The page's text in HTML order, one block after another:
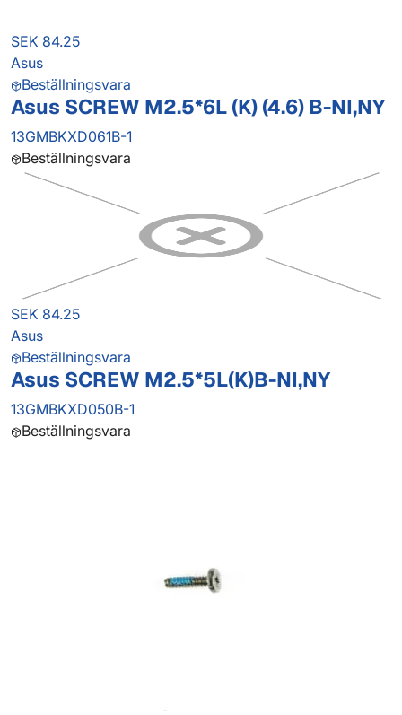
SEK 84.25
Asus
Beställningsvara
Asus SCREW M2.5*6L (K) (4.6) B-NI,NY
13GMBKXD061B-1
Beställningsvara
SEK 84.25
Asus
Beställningsvara
Asus SCREW M2.5*5L(K)B-NI,NY
13GMBKXD050B-1
Beställningsvara